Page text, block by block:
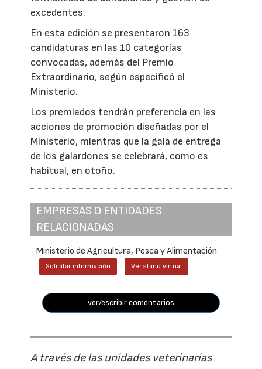
excedentes.
En esta edición se presentaron 163
candidaturas en las 10 categorías
convocadas, además del Premio
Extraordinario, según especificó el
Ministerio.
Los premiados tendrán preferencia en las
acciones de promoción diseñadas por el
Ministerio, mientras que la gala de entrega
de los galardones se celebrará, como es
habitual, en otoño.
EMPRESAS O ENTIDADES
RELACIONADAS
Ministerio de Agricultura, Pesca y Alimentación
Solicitar información Ver stand virtual
ver/escribir comentarios
A través de las unidades veterinarias